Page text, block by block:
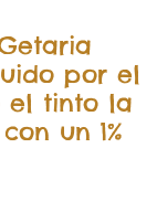
por el
el tinto la
un 1%